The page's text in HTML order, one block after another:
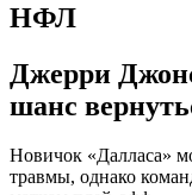
НФЛ
Джерри
шанс
Новичок «Далласа»
травмы, однако